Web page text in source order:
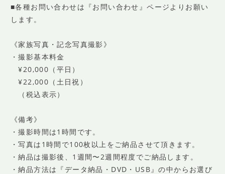
■各種お問い合わせは『お問い合わせ』ページよりお願い
します。
《家族写真・記念写真撮影》
・撮影基本料金
¥20,000（平日）
¥22,000（土日祝）
（税込表示）
《備考》
・撮影時間は1時間です。
・写真は1時間で100枚以上をご納品させて頂きます。
・納品は撮影後、1週間〜2週間程度でご納品します。
・納品方法は『データ納品・DVD・USB』の中からお選び